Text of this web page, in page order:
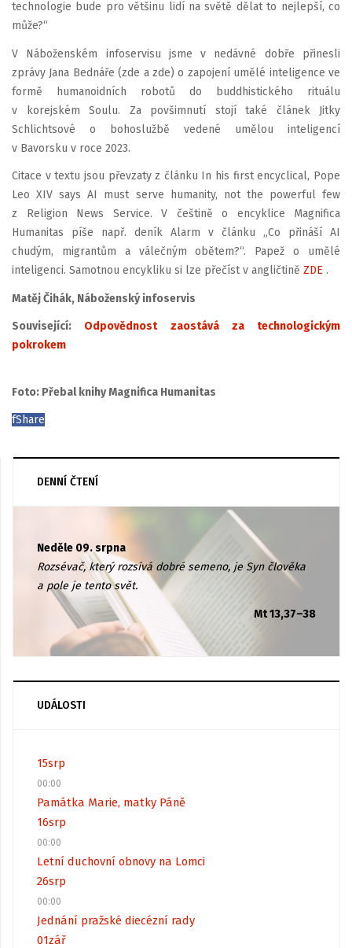
technologie bude pro většinu lidí na světě dělat to nejlepší, co
může?“
V Náboženském infoservisu jsme v nedávné dobře přinesli
zprávy Jana Bednáře (zde a zde) o zapojení umělé inteligence ve
formě humanoidních robotů do buddhistického rituálu
v korejském Soulu. Za povšimnutí stojí také článek Jitky
Schlichtsové o bohoslužbě vedené umělou inteligencí
v Bavorsku v roce 2023.
Citace v textu jsou převzaty z článku In his first encyclical, Pope
Leo XIV says AI must serve humanity, not the powerful few
z Religion News Service. V češtině o encyklice Magnifica
Humanitas píše např. deník Alarm v článku „Co přináší AI
chudým, migrantům a válečným obětem?“. Papež o umělé
inteligenci. Samotnou encykliku si lze přečíst v angličtině ZDE .
Matěj Čihák, Náboženský infoservis
Související: Odpovědnost zaostává za technologickým
pokrokem
Foto: Přebal knihy Magnifica Humanitas
fShare
DENNÍ ČTENÍ
Neděle 09. srpna
Rozsévač, který rozsívá dobré semeno, je Syn člověka
a pole je tento svět.
Mt 13,37–38
UDÁLOSTI
15srp
00:00
Památka Marie, matky Páně
16srp
00:00
Letní duchovní obnovy na Lomci
26srp
00:00
Jednání pražské diecézní rady
01zář